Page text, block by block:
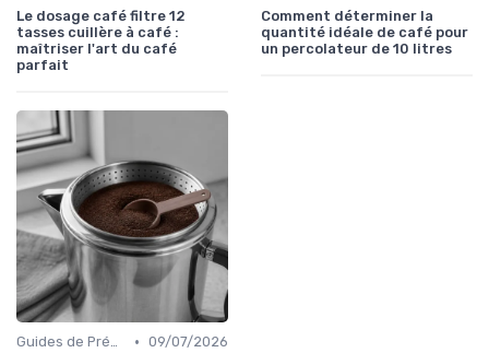
Le dosage café filtre 12
tasses cuillère à café :
maîtriser l'art du café
parfait
Comment déterminer la
quantité idéale de café pour
un percolateur de 10 litres
Guides de Préparation • 09/07/2026